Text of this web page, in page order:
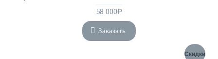
58 000₽
Заказать
Скидки